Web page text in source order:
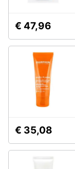
€ 47,96
€ 35,08